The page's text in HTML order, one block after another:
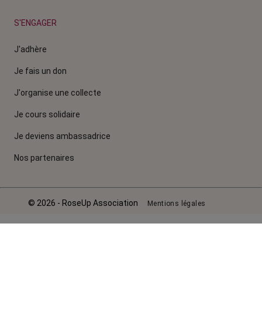
S'ENGAGER
J'adhère
Je fais un don
J'organise une collecte
Je cours solidaire
Je deviens ambassadrice
Nos partenaires
© 2026 - RoseUp Association Mentions légales